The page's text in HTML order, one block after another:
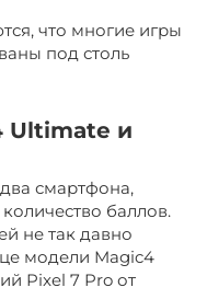
что многие игры
под столь
Ultimate и
смартфона,
баллов.
не так давно
модели Magic4
Pixel 7 Pro от